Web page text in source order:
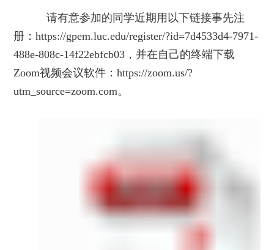
请有意参加的同学近期用以下链接事先注
册：https://gpem.luc.edu/register/?id=7d4533d4-7971-
488e-808c-14f22ebfcb03，并在自己的终端下载
Zoom视频会议软件：https://zoom.us/?
utm_source=zoom.com。